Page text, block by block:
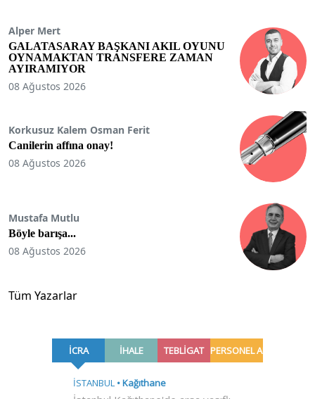
Alper Mert
GALATASARAY BAŞKANI AKIL OYUNU
OYNAMAKTAN TRANSFERE ZAMAN
AYIRAMIYOR
08 Ağustos 2026
Korkusuz Kalem Osman Ferit
Canilerin affına onay!
08 Ağustos 2026
Mustafa Mutlu
Böyle barışa...
08 Ağustos 2026
Tüm Yazarlar